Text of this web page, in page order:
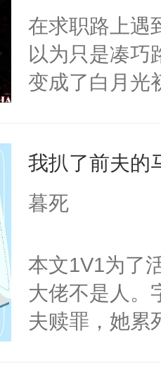
流苏容貌冠
宫宴上见到三
竭虑，但异域
宴包裹里，有
武流苏势要查
忙，武流苏
经起伏，在成
炆对自己始终
最后关头帮赵
在求职路上遇
以为只是凑巧
变成了白月光
领证。遇到前
消息是求职成
任，是老公
续在公司上
游。正好可以
南：1V1/双洁
我扒了前夫的
暮死
本文1V1为了
大佬不是人。
夫赎罪，她累